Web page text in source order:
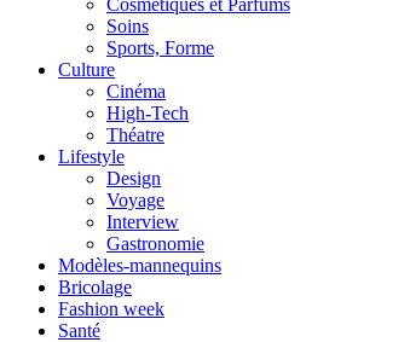
Cosmétiques et Parfums
Soins
Sports, Forme
Culture
Cinéma
High-Tech
Théatre
Lifestyle
Design
Voyage
Interview
Gastronomie
Modèles-mannequins
Bricolage
Fashion week
Santé